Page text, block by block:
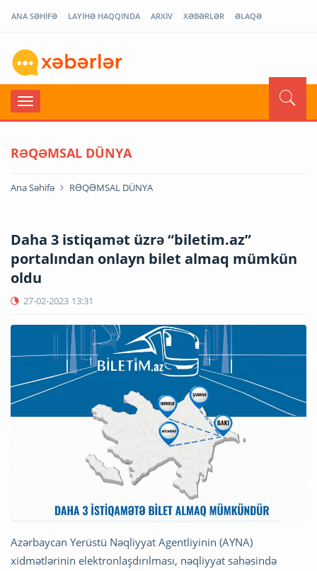
ANA SƏHİFƏ LAYİHƏ HAQQINDA ARXİV XƏBƏRLƏR ƏLAQƏ
RƏQƏMSAL DÜNYA
Ana Səhifə RƏQƏMSAL DÜNYA
Daha 3 istiqamət üzrə “biletim.az”
portalından onlayn bilet almaq mümkün
oldu
27-02-2023 13:31
Azərbaycan Yerüstü Nəqliyyat Agentliyinin (AYNA)
xidmətlərinin elektronlaşdırılması, nəqliyyat sahəsində